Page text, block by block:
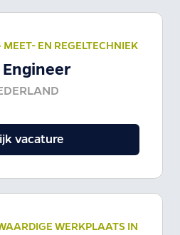
MEET- EN REGELTECHNIEK
vacature
WERKPLAATS IN